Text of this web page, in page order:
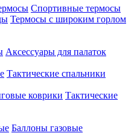
Спортивные термосы
Термосы с широким горлом
Аксессуары для палаток
Тактические спальники
коврики Тактические
Баллоны газовые